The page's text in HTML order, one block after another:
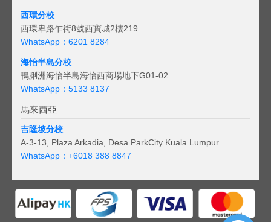
西環分校
西環卑路乍街8號西寶城2樓219
WhatsApp：6201 8284
海怡半島分校
鴨脷洲海怡半島海怡西商場地下G01-02
WhatsApp：5133 8137
馬來西亞
吉隆坡分校
A-3-13, Plaza Arkadia, Desa ParkCity Kuala Lumpur
WhatsApp： +6018 388 8847